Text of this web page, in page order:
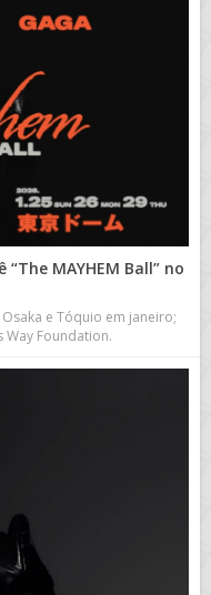
MAYHEM Ball” no
e Tóquio em janeiro;
Foundation.